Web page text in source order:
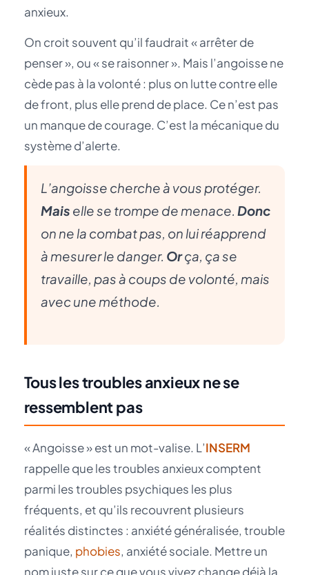
anxieux.
On croit souvent qu’il faudrait « arrêter de
penser », ou « se raisonner ». Mais l’angoisse ne
cède pas à la volonté : plus on lutte contre elle
de front, plus elle prend de place. Ce n’est pas
un manque de courage. C’est la mécanique du
système d’alerte.
L’angoisse cherche à vous protéger.
Mais elle se trompe de menace. Donc
on ne la combat pas, on lui réapprend
à mesurer le danger. Orça, ça se
travaille, pas à coups de volonté, mais
avec une méthode.
Tous les troubles anxieux ne se
ressemblent pas
« Angoisse » est un mot-valise. L’INSERM
rappelle que les troubles anxieux comptent
parmi les troubles psychiques les plus
fréquents, et qu’ils recouvrent plusieurs
réalités distinctes : anxiété généralisée, trouble
panique, phobies, anxiété sociale. Mettre un
nom juste sur ce que vous vivez change déjà la